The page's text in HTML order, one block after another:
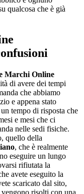
qualcosa che è già
Marchi Online
di avere dei tempi
che abbiamo
e appena stato
tempo di risposta che
e mesi che ci
nelle sedi fisiche.
quello della
, che è realmente
eseguire un lungo
rifiutata la
avete eseguito la
scaricato dal sito,
risolti con una